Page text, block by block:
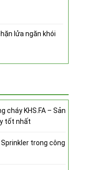
lửa ngăn khói
cháy KHS.FA – Sản
tốt nhất
trong công